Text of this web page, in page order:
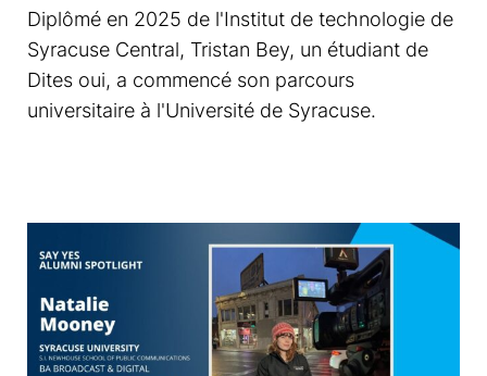
Diplômé en 2025 de l'Institut de technologie de
Syracuse Central, Tristan Bey, un étudiant de
Dites oui, a commencé son parcours
universitaire à l'Université de Syracuse.